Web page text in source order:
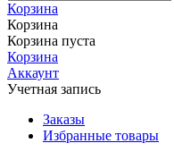
Корзина
Корзина
Корзина пуста
Корзина
Аккаунт
Учетная запись
Заказы
Избранные товары